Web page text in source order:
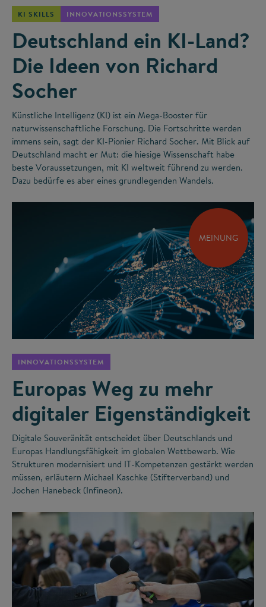
KI SKILLS INNOVATIONSSYSTEM
Deutschland ein KI-Land?
Die Ideen von Richard
Socher
Künstliche Intelligenz (KI) ist ein Mega-Booster für
naturwissenschaftliche Forschung. Die Fortschritte werden
immens sein, sagt der KI-Pionier Richard Socher. Mit Blick auf
Deutschland macht er Mut: die hiesige Wissenschaft habe
beste Voraussetzungen, mit KI weltweit führend zu werden.
Dazu bedürfe es aber eines grundlegenden Wandels.
MEINUNG
©
INNOVATIONSSYSTEM
Europas Weg zu mehr
digitaler Eigenständigkeit
Digitale Souveränität entscheidet über Deutschlands und
Europas Handlungsfähigkeit im globalen Wettbewerb. Wie
Strukturen modernisiert und IT-Kompetenzen gestärkt werden
müssen, erläutern Michael Kaschke (Stifterverband) und
Jochen Hanebeck (Infineon).